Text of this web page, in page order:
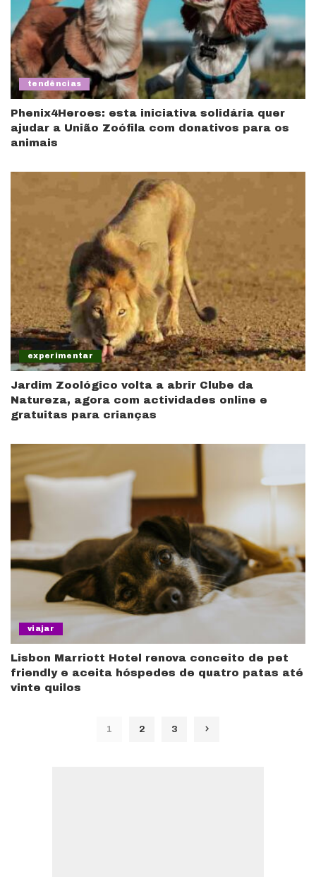
tendências
Phenix4Heroes: esta iniciativa solidária quer
ajudar a União Zoófila com donativos para os
animais
experimentar
Jardim Zoológico volta a abrir Clube da
Natureza, agora com actividades online e
gratuitas para crianças
viajar
Lisbon Marriott Hotel renova conceito de pet
friendly e aceita hóspedes de quatro patas até
vinte quilos
1 2 3